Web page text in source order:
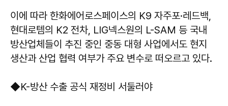
이에 따라 한화에어로스페이스의 K9 자주포·레드백,
현대로템의 K2 전차, LIG넥스원의 L-SAM 등 국내
방산업체들이 추진 중인 중동 대형 사업에서도 현지
생산과 산업 협력 여부가 주요 변수로 떠오르고 있다.
◆K-방산 수출 공식 재정비 서둘러야